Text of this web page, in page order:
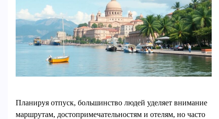
Планируя отпуск, большинство людей уделяет внимание
маршрутам, достопримечательностям и отелям, но часто